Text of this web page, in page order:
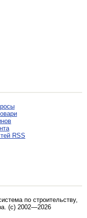
RSS
по строительству,
. (c) 2002—2026